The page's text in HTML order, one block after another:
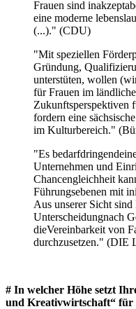
Frauen sind
eine moderne
(...)." (CDU)
"Mit speziellen
Gründung,
unterstüten, wollen
für Frauen im
Zukunftsperspektiven
fordern eine
im Kulturbereich."
"Es
Unternehmen und
Chancengleichheit
Führungsebenen mit
Aus unserer Sicht
Unterscheidungnach
dieVereinbarkeit von
durchzusetzen." (DIE
# In welcher Höhe setzt
und Kreativwirtschaft“ für